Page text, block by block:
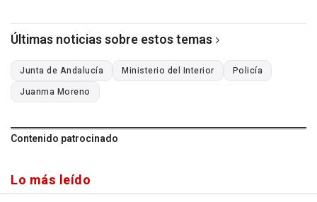
Últimas noticias sobre estos temas
Junta de Andalucía Ministerio del Interior
Policía
Juanma Moreno
Contenido patrocinado
Lo más leído